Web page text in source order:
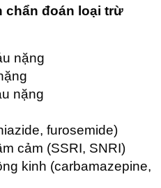
chẩn đoán loại trừ
nặng
nặng
furosemide)
cảm (SSRI, SNRI)
kinh (carbamazepine,